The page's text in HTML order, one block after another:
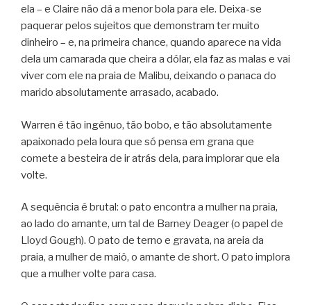
ela – e Claire não dá a menor bola para ele. Deixa-se
paquerar pelos sujeitos que demonstram ter muito
dinheiro – e, na primeira chance, quando aparece na vida
dela um camarada que cheira a dólar, ela faz as malas e vai
viver com ele na praia de Malibu, deixando o panaca do
marido absolutamente arrasado, acabado.
Warren é tão ingênuo, tão bobo, e tão absolutamente
apaixonado pela loura que só pensa em grana que
comete a besteira de ir atrás dela, para implorar que ela
volte.
A sequência é brutal: o pato encontra a mulher na praia,
ao lado do amante, um tal de Barney Deager (o papel de
Lloyd Gough). O pato de terno e gravata, na areia da
praia, a mulher de maiô, o amante de short. O pato implora
que a mulher volte para casa.